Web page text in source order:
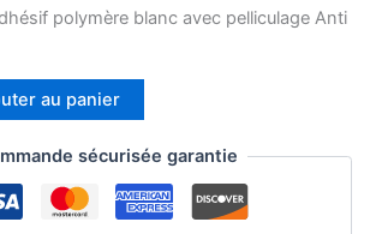
polymère blanc avec pelliculage Anti
au panier
sécurisée garantie